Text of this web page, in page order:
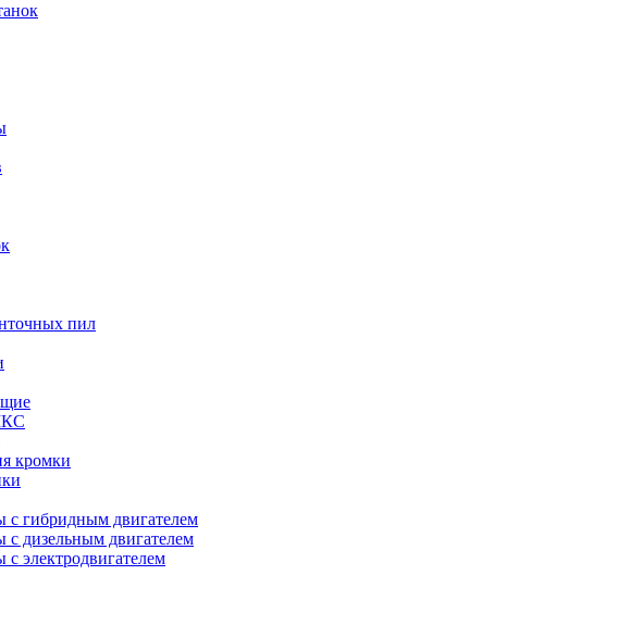
пил
кромки
гибридным двигателем
дизельным двигателем
электродвигателем